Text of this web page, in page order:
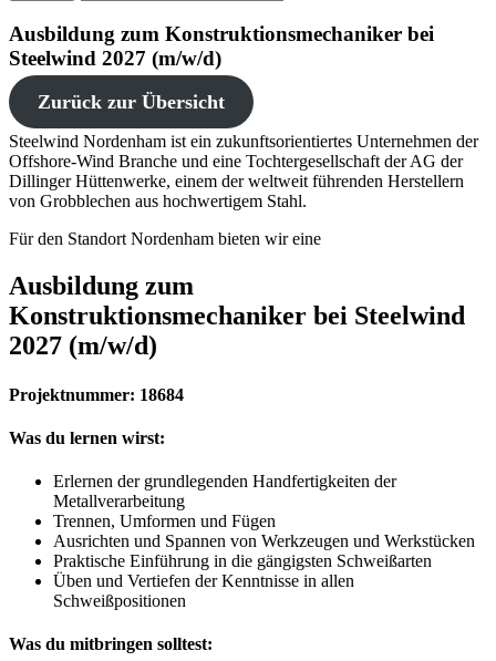
Ausbildung zum Konstruktionsmechaniker bei
Steelwind 2027 (m/w/d)
Zurück zur Übersicht
Steelwind Nordenham ist ein zukunftsorientiertes Unternehmen der
Offshore-Wind Branche und eine Tochtergesellschaft der AG der
Dillinger Hüttenwerke, einem der weltweit führenden Herstellern
von Grobblechen aus hochwertigem Stahl.
Für den Standort Nordenham bieten wir eine
Ausbildung zum
Konstruktionsmechaniker bei Steelwind
2027 (m/w/d)
Projektnummer: 18684
Was du lernen wirst:
Erlernen der grundlegenden Handfertigkeiten der
Metallverarbeitung
Trennen, Umformen und Fügen
Ausrichten und Spannen von Werkzeugen und Werkstücken
Praktische Einführung in die gängigsten Schweißarten
Üben und Vertiefen der Kenntnisse in allen
Schweißpositionen
Was du mitbringen solltest: